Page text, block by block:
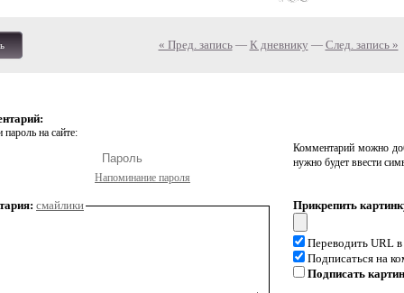
« Пред. запись— К дневнику — След. запись »
на сайте:
Напоминание пароля
Комментарий можно
нужно будет ввести
смайлики Прикрепить
Переводить URL
Подписаться на
Подписать